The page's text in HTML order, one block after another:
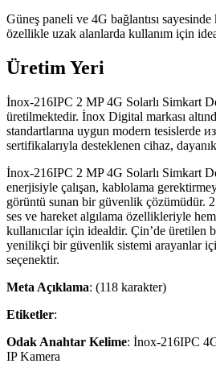
Güneş paneli ve 4G bağlantısı
özellikle uzak alanlarda kullanım için
Üretim Yeri
İnox-216IPC 2 MP 4G Solarlı Simkart
üretilmektedir. İnox Digital markası
standartlarına uygun modern tesislerde
sertifikalarıyla desteklenen cihaz,
İnox-216IPC 2 MP 4G Solarlı Simkart
enerjisiyle çalışan, kablolama
görüntü sunan bir güvenlik çözümüdür.
ses ve hareket algılama özellikleriyle
kullanıcılar için idealdir. Çin’de üretilen
yenilikçi bir güvenlik sistemi arayanlar
seçenektir.
Meta Açıklama: (118 karakter)
Etiketler:
Odak Anahtar Kelime: İnox-216IPC
IP Kamera